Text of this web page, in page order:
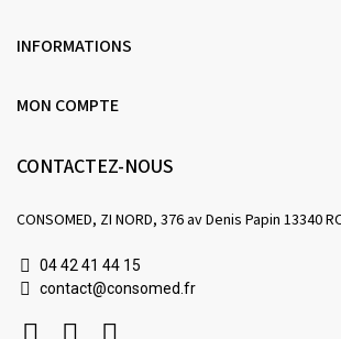
INFORMATIONS
MON COMPTE
CONTACTEZ-NOUS
CONSOMED, ZI NORD, 376 av Denis Papin 13340
04 42 41 44 15
contact@consomed.fr